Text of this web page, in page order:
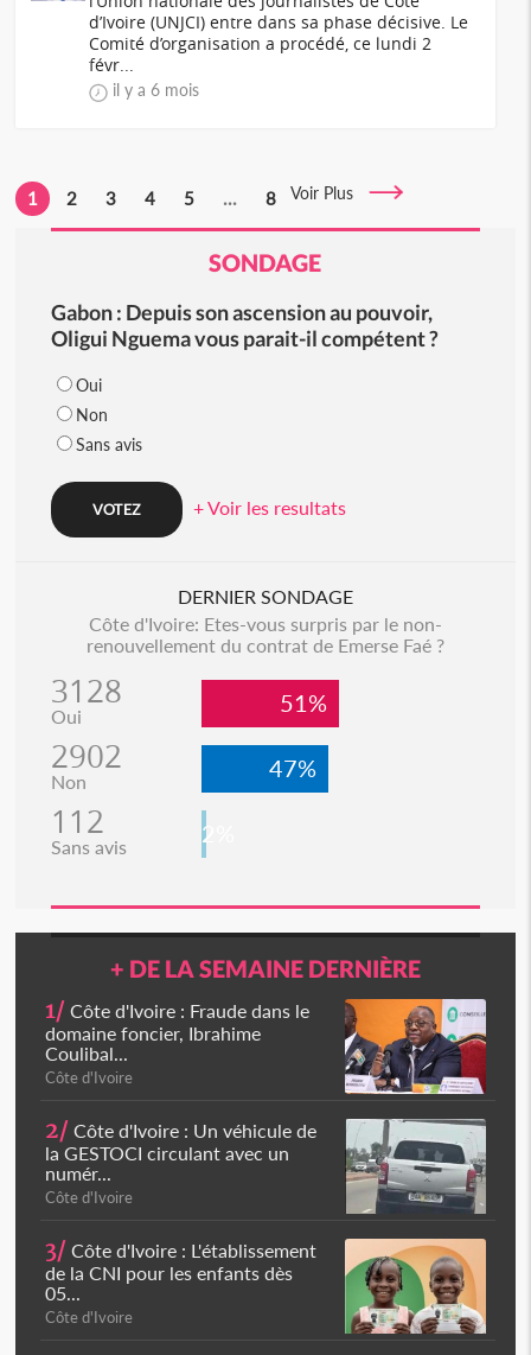
d’Ivoire (UNJCI) entre dans sa phase décisive. Le
Comité d’organisation a procédé, ce lundi 2
févr...
il y a 6 mois
1 2 3 4 5 ... 8 Voir Plus
SONDAGE
Gabon : Depuis son ascension au pouvoir,
Oligui Nguema vous parait-il compétent ?
Oui
Non
Sans avis
+ Voir les resultats
DERNIER SONDAGE
Côte d'Ivoire: Etes-vous surpris par le non-
renouvellement du contrat de Emerse Faé ?
3128
Oui 51%
2902
Non 47%
112
Sans avis 2%
+ DE LA SEMAINE DERNIÈRE
1/ Côte d'Ivoire : Fraude dans le
domaine foncier, Ibrahime
Coulibal...
Côte d'Ivoire
2/ Côte d'Ivoire : Un véhicule de
la GESTOCI circulant avec un
numér...
Côte d'Ivoire
3/ Côte d'Ivoire : L'établissement
de la CNI pour les enfants dès
05...
Côte d'Ivoire